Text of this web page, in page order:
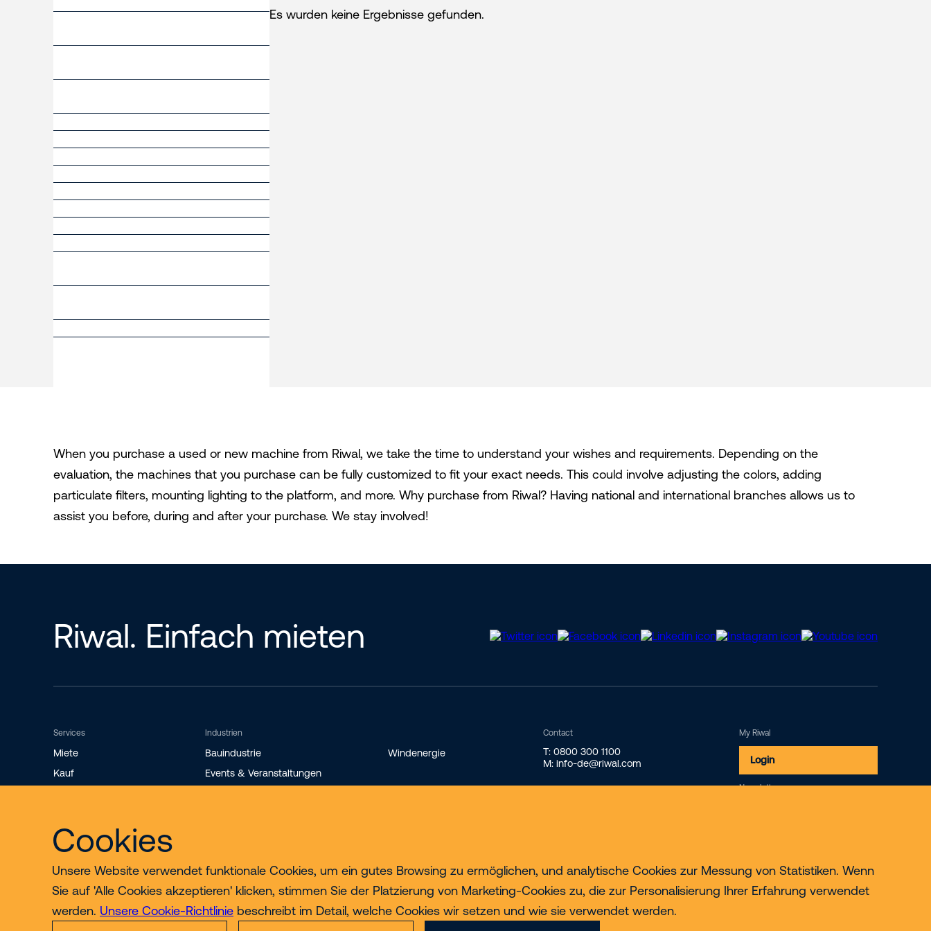
Cookies
Unsere Website verwendet funktionale Cookies, um ein gutes Browsing zu ermöglichen, und analytische Cookies zur Messung von Statistiken. Wenn
Sie auf 'Alle Cookies akzeptieren' klicken, stimmen Sie der Platzierung von Marketing-Cookies zu, die zur Personalisierung Ihrer Erfahrung verwendet
werden. Unsere Cookie-Richtlinie beschreibt im Detail, welche Cookies wir setzen und wie sie verwendet werden.
Es wurden keine Ergebnisse gefunden.
When you purchase a used or new machine from Riwal, we take the time to understand your wishes and requirements. Depending on the
evaluation, the machines that you purchase can be fully customized to fit your exact needs. This could involve adjusting the colors, adding
particulate filters, mounting lighting to the platform, and more. Why purchase from Riwal? Having national and international branches allows us to
assist you before, during and after your purchase. We stay involved!
Riwal. Einfach mieten
Services
Miete
Kauf
Industrien
Bauindustrie
Events & Veranstaltungen
Windenergie
Contact
T: 0800 300 1100
M: info-de@riwal.com
My Riwal
Login
Newsletter